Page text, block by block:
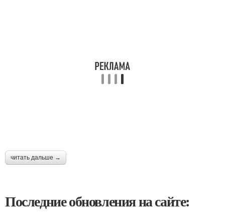
читать дальше →
Последние обновления на сайте: